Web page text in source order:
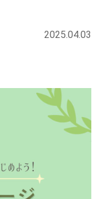
2025.04.03